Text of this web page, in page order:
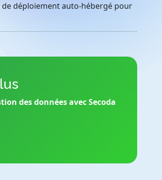
déploiement auto-hébergé pour
des données avec Secoda